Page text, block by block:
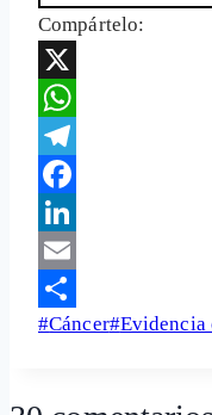
Compártelo:
X
WhatsApp
Telegram
Facebook
LinkedIn
Email
Share
Etiquetas
#Cáncer#